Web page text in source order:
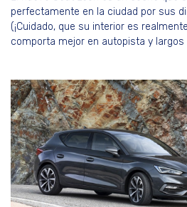
perfectamente en la ciudad por sus
(¡Cuidado, que su interior es
comporta mejor en autopista y largos